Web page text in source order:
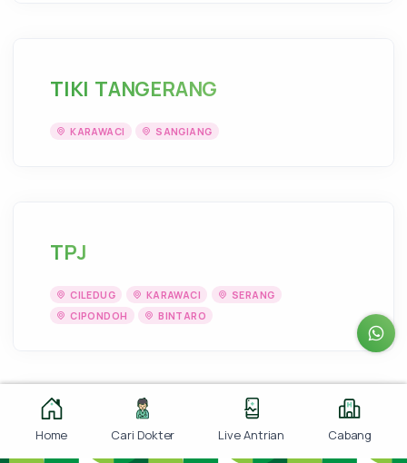
TIKI TANGERANG
KARAWACI SANGIANG
TPJ
CILEDUG KARAWACI
SERANG
CIPONDOH
BINTARO
Wilmar Consultancy Services
Home Cari Dokter Live Antrian Cabang